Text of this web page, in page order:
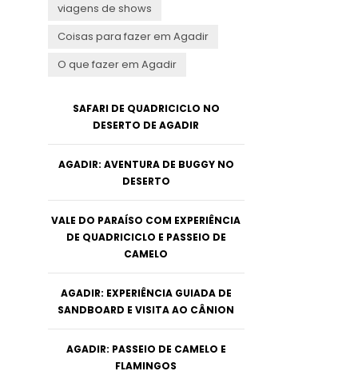
viagens de shows
Coisas para fazer em Agadir
O que fazer em Agadir
SAFARI DE QUADRICICLO NO
DESERTO DE AGADIR
AGADIR: AVENTURA DE BUGGY NO
DESERTO
VALE DO PARAÍSO COM EXPERIÊNCIA
DE QUADRICICLO E PASSEIO DE
CAMELO
AGADIR: EXPERIÊNCIA GUIADA DE
SANDBOARD E VISITA AO CÂNION
AGADIR: PASSEIO DE CAMELO E
FLAMINGOS